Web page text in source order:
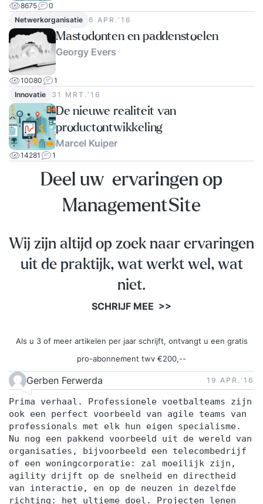
8675
0
Netwerkorganisatie
6 APR.‘16
Mastodonten en paddenstoelen
Georgy Evers
10080
1
Innovatie
31 MRT.‘16
De nieuwe realiteit van
productontwikkeling
Marcel Kuiper
14281 1
Deel uw ervaringen op
ManagementSite
Wij zijn altijd op zoek naar ervaringen
uit de praktijk, wat werkt wel, wat
niet.
SCHRIJF MEE >>
Als u 3 of meer artikelen per jaar schrijft, ontvangt u een gratis
pro-abonnement twv €200,--
Gerben Ferwerda 19 APR.‘16
Prima verhaal. Professionele voetbalteams zijn
ook een perfect voorbeeld van agile teams van
professionals met elk hun eigen specialisme.
Nu nog een pakkend voorbeeld uit de wereld van
organisaties, bijvoorbeeld een telecombedrijf
of een woningcorporatie: zal moeilijk zijn,
agility drijft op de snelheid en directheid
van interactie, en op de neuzen in dezelfde
richting: het ultieme doel. Projecten lenen